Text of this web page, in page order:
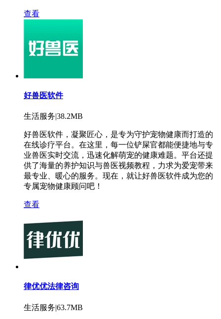
查看
好兽医软件
生活服务|38.2MB
好兽医软件，凝聚匠心，是专为守护宠物健康而打造的
在线诊疗平台。在这里，每一位铲屎官都能便捷地与专
业兽医实时交流，迅速化解萌宠的健康难题。平台还提
供了海量的养护知识与兽医视频教程，力求为爱宠带来
最专业、暖心的服务。现在，就让好兽医软件成为您的
专属宠物健康顾问吧！
查看
律优优法律咨询
生活服务|63.7MB